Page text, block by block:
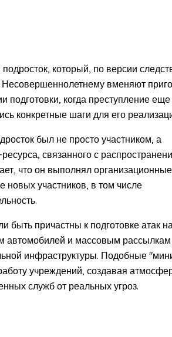
который, по версии
вменяют
подготовки, когда преступление
конкретные шаги для его
был не просто участником, а
связанного с
что он выполнял
новых участников, в том числе
быть причастны к подготовке атак
автомобилей и массовым
инфраструктуры. Подобные
учреждений, создавая
служб от реальных угроз.